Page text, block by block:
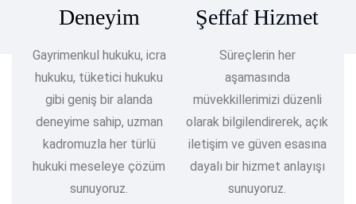
Deneyim
Gayrimenkul hukuku, icra
hukuku, tüketici hukuku
gibi geniş bir alanda
deneyime sahip, uzman
kadromuzla her türlü
hukuki meseleye çözüm
sunuyoruz.
Şeffaf Hizmet
Süreçlerin her
aşamasında
müvekkillerimizi düzenli
olarak bilgilendirerek, açık
iletişim ve güven esasına
dayalı bir hizmet anlayışı
sunuyoruz.